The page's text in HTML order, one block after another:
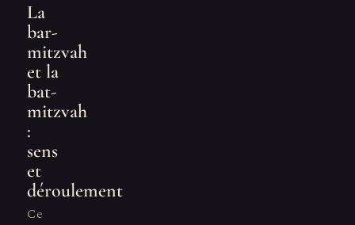
La
bar-
mitzvah
et la
bat-
mitzvah
:
sens
et
déroulement
Ce